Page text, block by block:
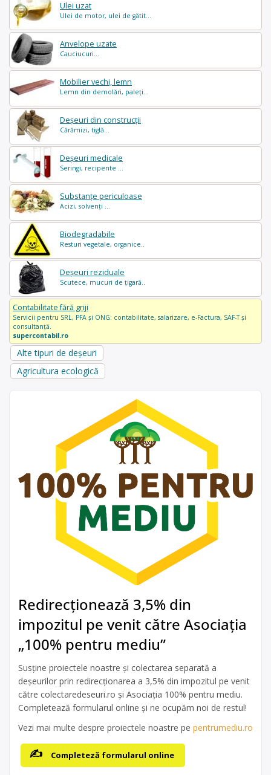
Ulei uzat
Ulei de motor, ulei de gătit...
Anvelope uzate
Cauciucuri...
Mobilier vechi, lemn
Lemn din demolări, paleți...
Deșeuri din construcții
Cărămizi, tiglă...
Deșeuri medicale
Seringi, recipente ...
Substanțe periculoase
Acizi, solvenți ...
Biodegradabile
Resturi vegetale, organice..
Deșeuri reziduale
Scutece, mucuri de țigară..
Contabilitate fără griji
Servicii pentru SRL, PFA și ONG: contabilitate, salarizare, e-Factura, SAF-T și
consultanță.
supercontabil.ro
Alte tipuri de deșeuri
Agricultura ecologică
Redirecționează 3,5% din
impozitul pe venit către Asociația
„100% pentru mediu”
Susține proiectele noastre și colectarea separată a
deșeurilor prin redirecționarea a 3,5% din impozitul pe venit
către colectaredeseuri.ro și Asociația 100% pentru mediu.
Completează formularul online și ne ocupăm noi de restul!
Vezi mai multe despre proiectele noastre pe pentrumediu.ro
Completeză formularul online